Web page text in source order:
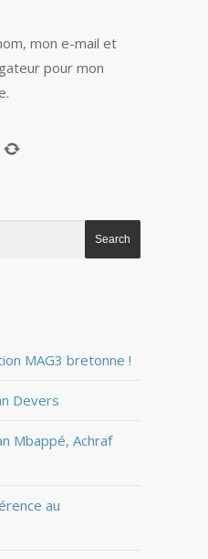
mon e-mail et
pour mon
MAG3 bretonne !
Devers
Mbappé, Achraf
au